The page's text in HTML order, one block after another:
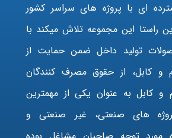
ای با پروژه های سراسر کشور
راستا این مجموعه تلاش میکند با
تولید داخل ضمن حمایت از
و کابل، از حقوق مصرف کنندگان
کابل به عنوان یکی از مهمترین
های صنعتی، غیر صنعتی و